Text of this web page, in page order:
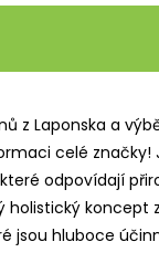
Laponska a
celé
odpovídají
holistický
hluboce